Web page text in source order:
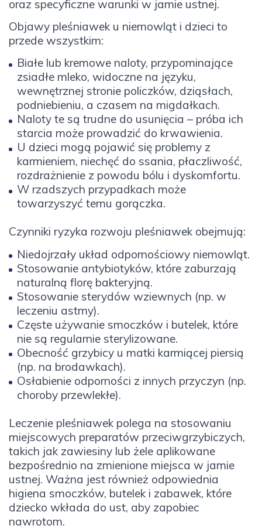
oraz specyficzne warunki w jamie ustnej.
Objawy pleśniawek u niemowląt i dzieci to
przede wszystkim:
Białe lub kremowe naloty, przypominające
zsiadłe mleko, widoczne na języku,
wewnętrznej stronie policzków, dziąsłach,
podniebieniu, a czasem na migdałkach.
Naloty te są trudne do usunięcia – próba ich
starcia może prowadzić do krwawienia.
U dzieci mogą pojawić się problemy z
karmieniem, niechęć do ssania, płaczliwość,
rozdrażnienie z powodu bólu i dyskomfortu.
W rzadszych przypadkach może
towarzyszyć temu gorączka.
Czynniki ryzyka rozwoju pleśniawek obejmują:
Niedojrzały układ odpornościowy niemowląt.
Stosowanie antybiotyków, które zaburzają
naturalną florę bakteryjną.
Stosowanie sterydów wziewnych (np. w
leczeniu astmy).
Częste używanie smoczków i butelek, które
nie są regularnie sterylizowane.
Obecność grzybicy u matki karmiącej piersią
(np. na brodawkach).
Osłabienie odporności z innych przyczyn (np.
choroby przewlekłe).
Leczenie pleśniawek polega na stosowaniu
miejscowych preparatów przeciwgrzybiczych,
takich jak zawiesiny lub żele aplikowane
bezpośrednio na zmienione miejsca w jamie
ustnej. Ważna jest również odpowiednia
higiena smoczków, butelek i zabawek, które
dziecko wkłada do ust, aby zapobiec
nawrotom.